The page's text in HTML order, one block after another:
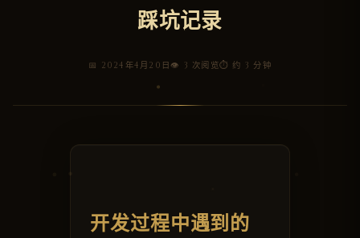
踩坑记录
📅 2024年4月20日👁 3 次阅览⏱ 约 3 分钟
开发过程中遇到的